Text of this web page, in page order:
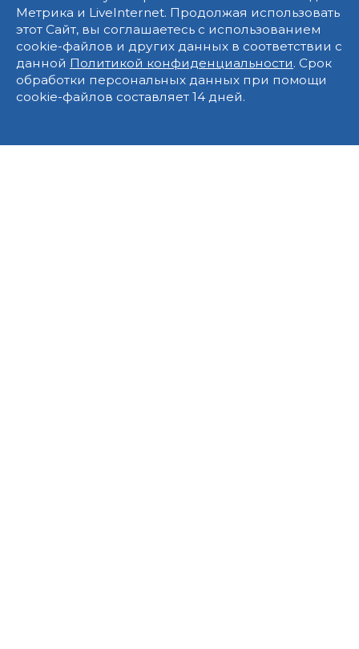
Метрика и LiveInternet. Продолжая использовать
этот Сайт, вы соглашаетесь с использованием
cookie-файлов и других данных в соответствии с
данной Политикой конфиденциальности. Срок
обработки персональных данных при помощи
cookie-файлов составляет 14 дней.